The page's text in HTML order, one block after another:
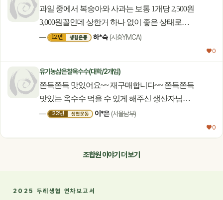
과일 중에서 복숭아와 사과는 보통 1개당 2,500원
3,000원꼴인데 상한거 하나 없이 좋은 상태로
보내주셨어요. 가뭄이 계속된 탓인지 당도 높고 맛이
— 12년 생협운동 하*숙 (시흥YMCA)
♥ 0
유기농삶은찰옥수수(대학/2개입)
쫀득쫀득 맛있어요~~ 재구매합니다~~ 쫀득쫀득
맛있는 옥수수 먹을 수 있게 해주신 생산자님
고맙습니다~~^^
— 22년 생협운동 이*은 (서울남부)
♥ 0
조합원 이야기 더 보기
2025 두레생협 연차보고서